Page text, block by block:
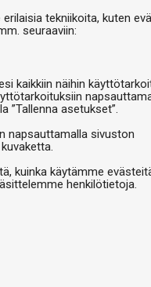
tekniikoita, kuten
seuraaviin:
kaikkiin näihin
”Tallenna asetukset”.
napsauttamalla sivuston
kuinka käytämme